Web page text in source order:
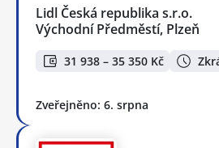
Lidl Česká republika s.r.o.
Východní Předměstí, Plzeň
31 938 – 35 350 Kč
Zveřejněno: 6. srpna